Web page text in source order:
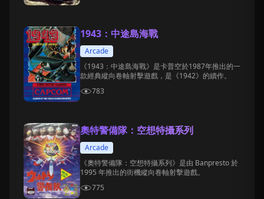
1943：中途島海戰
Arcade
《1943：中途島海戰》是卡普空於1987年推出的一
款經典縱向卷軸射擊遊戲，是《1942》的續作。
783
奧特警備隊：空想特攝系列
Arcade
《奧特警備隊：空想特攝系列》是由 Banpresto 於
1995 年推出的街機縱向卷軸射擊遊戲。
775